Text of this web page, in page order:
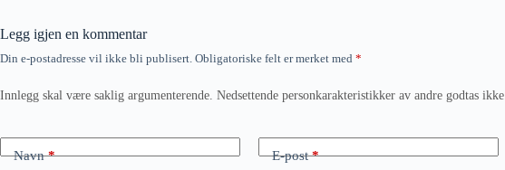
Legg igjen en kommentar
Din e-postadresse vil ikke bli publisert. Obligatoriske felt er merket med *
Innlegg skal være saklig argumenterende. Nedsettende personkarakteristikker av andre godtas ikke.
Navn* E-post*